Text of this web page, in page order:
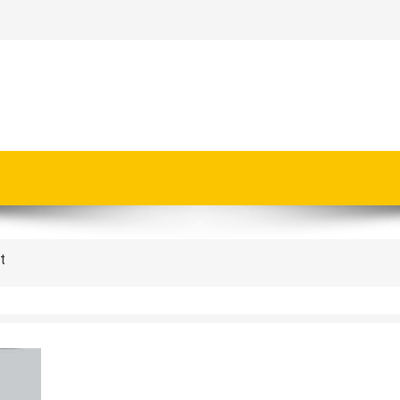
| Call / WA : | 0812-1280-1672
| Call : | 0812-1280-1672
Otomatis Indonesia